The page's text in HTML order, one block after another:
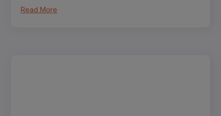
Read More